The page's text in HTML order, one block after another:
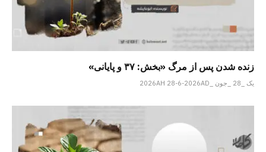
زنده شدن پس از مرگ «بخش: ۳۷ و پایانی»
یک _28 _جون _2026AH 28-6-2026AD